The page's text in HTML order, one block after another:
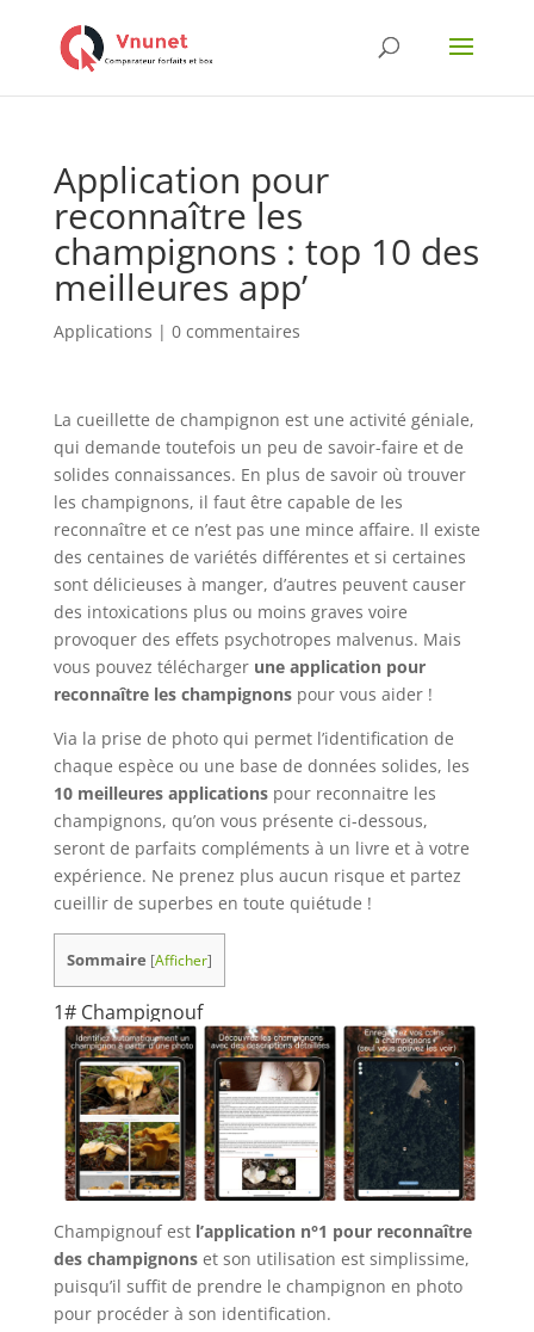
Application pour
reconnaître les
champignons : top 10 des
meilleures app’
Applications | 0 commentaires
La cueillette de champignon est une activité géniale,
qui demande toutefois un peu de savoir-faire et de
solides connaissances. En plus de savoir où trouver
les champignons, il faut être capable de les
reconnaître et ce n’est pas une mince affaire. Il existe
des centaines de variétés différentes et si certaines
sont délicieuses à manger, d’autres peuvent causer
des intoxications plus ou moins graves voire
provoquer des effets psychotropes malvenus. Mais
vous pouvez télécharger une application pour
reconnaître les champignonspour vous aider !
Via la prise de photo qui permet l’identification de
chaque espèce ou une base de données solides, les
10 meilleures applicationspour reconnaitre les
champignons, qu’on vous présente ci-dessous,
seront de parfaits compléments à un livre et à votre
expérience. Ne prenez plus aucun risque et partez
cueillir de superbes en toute quiétude !
Sommaire [Afficher]
1# Champignouf
Champignouf est l’application n°1 pour reconnaître
des champignonset son utilisation est simplissime,
puisqu’il suffit de prendre le champignon en photo
pour procéder à son identification.